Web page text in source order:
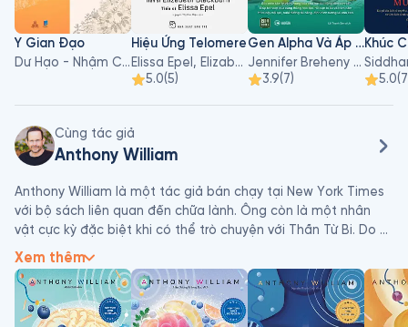
Y Gian Đạo
Dư Hạo - Nhậm Chi Đường, Trịnh Lê
Hiệu Ứng Telomere
Elissa Epel, Elizabeth Blackburn
5.0(5)
Gen Alpha Và Áp Lực Thành Tích
Jennifer Breheny Wallace
3.9(7) 5.0(7
Cùng tác giả
Anthony William
Anthony William là một tác giả bán chạy tại New York Times
với bộ sách liên quan đến chữa lành. Ông còn là một nhân
vật cực kỳ đặc biệt khi có thể trò chuyện với Thần Từ Bi. Do
đó, ông luôn có những dự đoán chính xác về căn bệnh và
cách điều trị của những người khác.
Xem thêm